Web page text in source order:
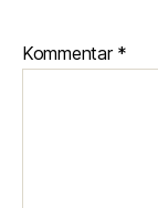
Kommentar *